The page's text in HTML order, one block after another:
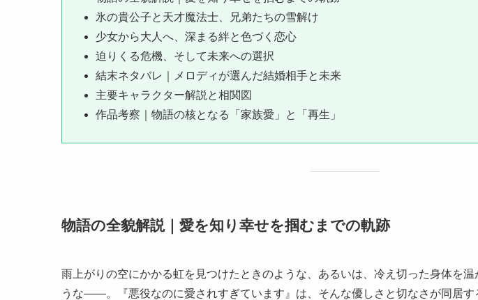
氷の貴公子と天才魔法士、兄弟たちの雪解け
少女から大人へ、深まる絆と色づく恋心
迫りくる危機、そして未来への選択
結末ネタバレ｜メロディが選んだ結婚相手と未来
主要キャラクター解説と相関図
作品考察｜物語の核となる「家族愛」と「再生」
物語の全貌解説｜愛を知り幸せを掴むまでの軌跡
雨上がりの空にかかる虹を見つけたときのような、あるいは、冷え切った身体を
うな――。『悪役なのに愛されすぎています』は、そんな優しさと切なさが同居す